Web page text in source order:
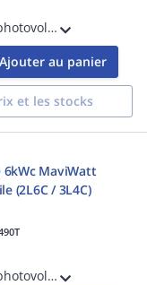
NOUVEAU ! Ce kit photovoltaïque (compatible TVA 5,5%) Jinko x ATMOCE de 6kWc comprend : - 12 modules Jinko Solar 500Wc Biverre Bifacial Garantie 25 ans éligible TVA 5,5% - 6 micro-onduleurs MI-1000 (1 pour 2) garantie 15 ans - 6 câbles Atmo
Ajouter au panier
et les stocks
MaviWatt
(2L6C / 3L4C)
NOUVEAU ! Ce kit photovoltaïque MaviWatt x ATMOCE de 6kWc comprend : - 12 modules MaviWatt PULSE 490Wc Biverre Bifacial Garantie 30 ans - 6 micro-onduleurs MI-1000 (1 pour 2) garantie 15 ans - 12 câbles Atmoce Monophasé Paysage - 12 rallong